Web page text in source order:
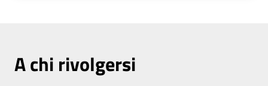
A chi rivolgersi